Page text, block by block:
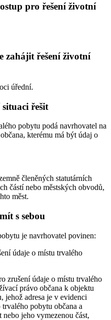
pro řešení životní
zahájit řešení životní
úřední.
řešit
pobytu podá navrhovatel na
kterému má být údaj o
členěných statutárních
částí nebo městských obvodů,
měst.
s sebou
je navrhovatel povinen:
údaje o místu trvalého
zrušení údaje o místu trvalého
právo občana k objektu
jehož adresa je v evidenci
pobytu občana a
jeho vymezenou část,